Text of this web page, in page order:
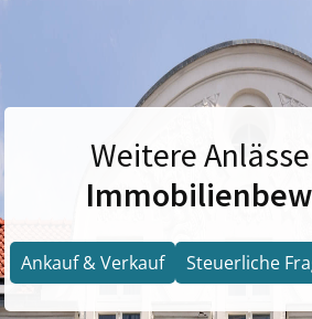
Weitere
Ankauf & Verkauf Steuerliche